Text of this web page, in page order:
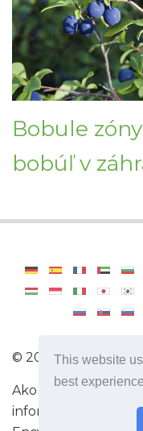
This website
best
Bobule
bobúľ v
© 2026
Ako sa stať
informácie a tipy na